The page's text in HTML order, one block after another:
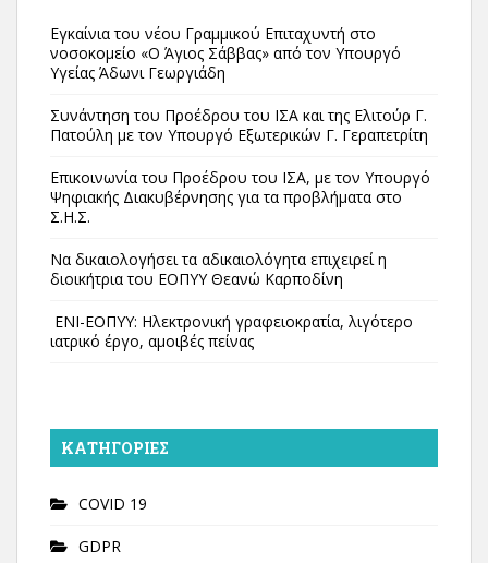
Εγκαίνια του νέου Γραμμικού Επιταχυντή στο
νοσοκομείο «Ο Άγιος Σάββας» από τον Υπουργό
Υγείας Άδωνι Γεωργιάδη
Συνάντηση του Προέδρου του ΙΣΑ και της Ελιτούρ Γ.
Πατούλη με τον Υπουργό Εξωτερικών Γ. Γεραπετρίτη
Επικοινωνία του Προέδρου του ΙΣΑ, με τον Υπουργό
Ψηφιακής Διακυβέρνησης για τα προβλήματα στο
Σ.Η.Σ.
Να δικαιολογήσει τα αδικαιολόγητα επιχειρεί η
διοικήτρια του ΕΟΠΥΥ Θεανώ Καρποδίνη
ΕΝΙ-ΕΟΠΥΥ: Ηλεκτρονική γραφειοκρατία, λιγότερο
ιατρικό έργο, αμοιβές πείνας
KΑΤΗΓΟΡΊΕΣ
COVID 19
GDPR